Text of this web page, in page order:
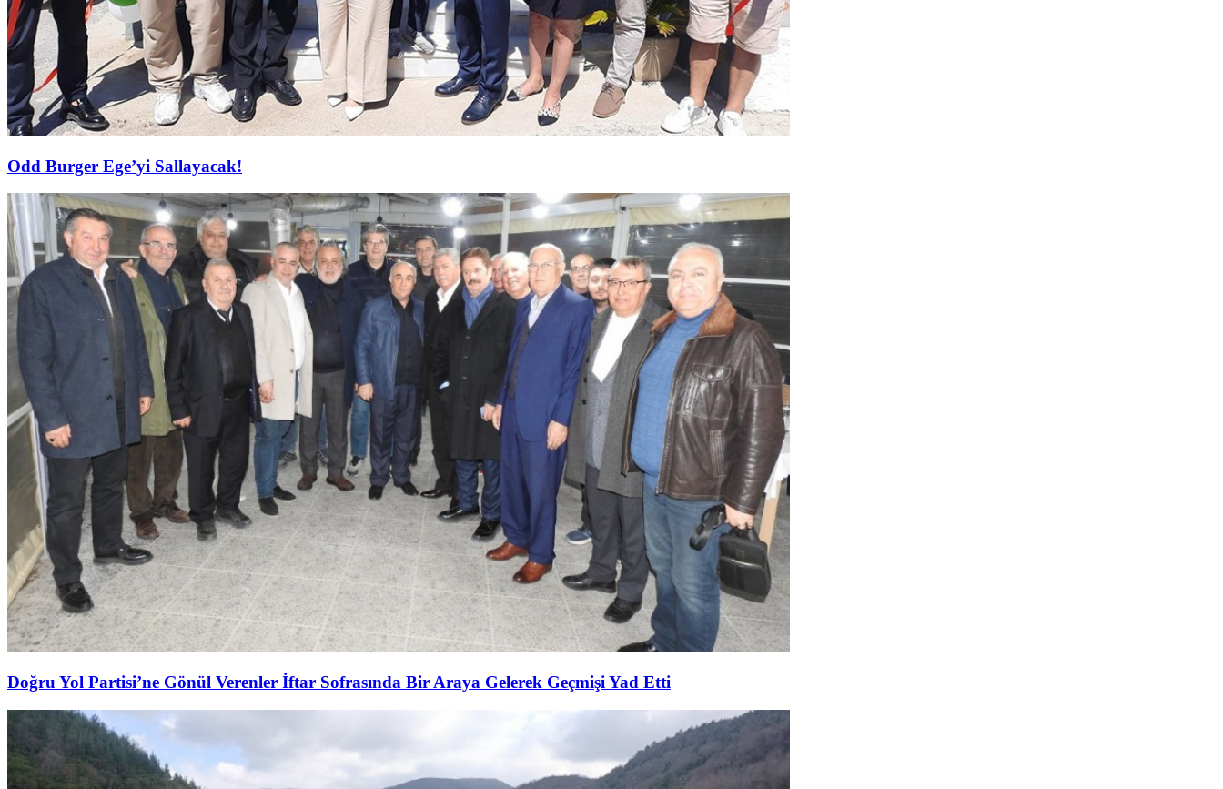
Odd Burger Ege’yi Sallayacak!
Doğru Yol Partisi’ne Gönül Verenler İftar Sofrasında Bir Araya Gelerek Geçmişi Yad Etti